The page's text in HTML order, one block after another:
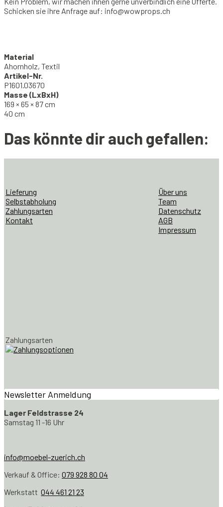
Schicken sie ihre Anfrage auf: info@wowprops.ch
Material
Ahornholz, Textil
Artikel-Nr.
P1601.03670
Masse (LxBxH)
169 × 65 × 87 cm
40 cm
Das könnte dir auch gefallen:
Lieferung
Selbstabholung
Zahlungsarten
Kontakt
Über uns
Team
Datenschutz
AGB
Impressum
Zahlungsarten
Newsletter Anmeldung
Lager Feldstrasse 24
Samstag 11 -16 Uhr
info@moebel-zuerich.ch
Verkauf & Office: 079 928 80 04
Werkstatt 044 461 21 23